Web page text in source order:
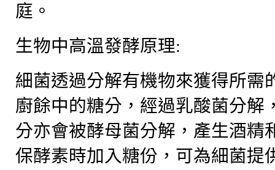
庭。
生物中高溫發酵原理:
細菌透過分解有機物來獲得所需
廚餘中的糖分，經過乳酸菌分解
分亦會被酵母菌分解，產生酒精
保酵素時加入糖份，可為細菌提